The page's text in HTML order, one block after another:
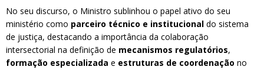
No seu discurso, o Ministro sublinhou o papel ativo do seu
ministério como parceiro técnico e institucional do sistema
de justiça, destacando a importância da colaboração
intersectorial na definição de mecanismos regulatórios,
formação especializada e estruturas de coordenação no